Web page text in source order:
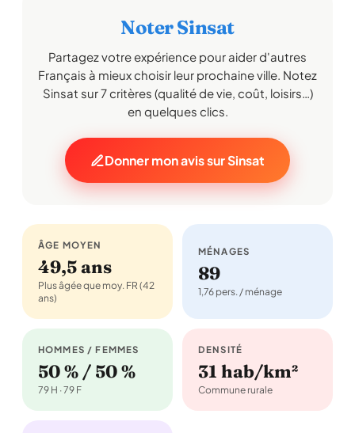
Noter Sinsat
Partagez votre expérience pour aider d'autres
Français à mieux choisir leur prochaine ville. Notez
Sinsat sur 7 critères (qualité de vie, coût, loisirs…)
en quelques clics.
Donner mon avis sur Sinsat
ÂGE MOYEN
49,5 ans
Plus âgée que moy. FR (42
ans)
MÉNAGES
89
1,76 pers. / ménage
HOMMES / FEMMES
50 % / 50 %
79 H · 79 F
DENSITÉ
31 hab/km²
Commune rurale